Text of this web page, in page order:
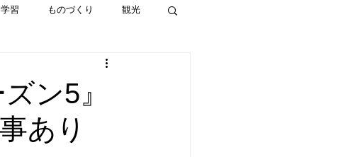
学習 ものづくり 観光
ン5』
あり